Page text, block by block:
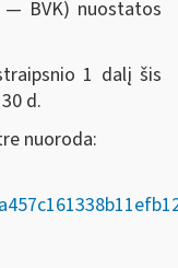
— BVK) nuostatos
1 dalį šis
d.
nuoroda: